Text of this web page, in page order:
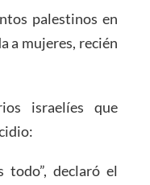
palestinos en
a mujeres, recién
israelíes que
todo”, declaró el